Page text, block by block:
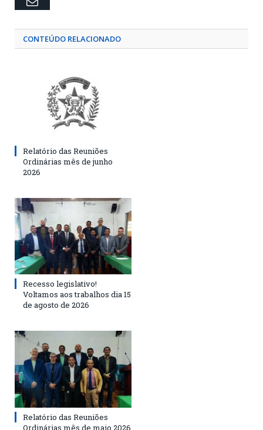
CONTEÚDO RELACIONADO
Relatório das Reuniões
Ordinárias mês de junho
2026
Recesso legislativo!
Voltamos aos trabalhos dia 15
de agosto de 2026
Relatório das Reuniões
Ordinárias mês de maio 2026